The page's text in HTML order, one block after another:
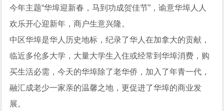
今年主题“华埠迎新春，马到功成贺佳节”，谕意华埠人人
欢乐开心迎新年，商户生意兴隆。
中区华埠是华人历史地标，纪录了华人在加拿大的贡献，
临近多伦多大学，大量大学生入住或经常到华埠消费，购
买生活必需，今天的华埠除了老华侨，加入了年青一代，
融汇成老少一家亲的温馨之地，更促进了华埠的商业发
展。